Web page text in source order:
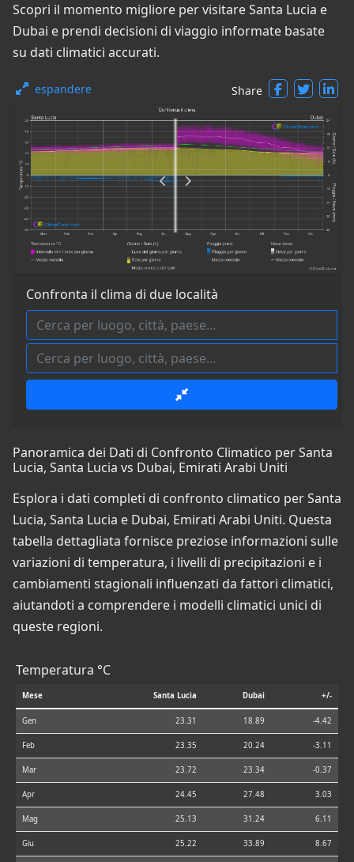
Scopri il momento migliore per visitare Santa Lucia e
Dubai e prendi decisioni di viaggio informate basate
su dati climatici accurati.
espandere Share
Confronta il clima di due località
Panoramica dei Dati di Confronto Climatico per Santa
Lucia, Santa Lucia vs Dubai, Emirati Arabi Uniti
Esplora i dati completi di confronto climatico per Santa
Lucia, Santa Lucia e Dubai, Emirati Arabi Uniti. Questa
tabella dettagliata fornisce preziose informazioni sulle
variazioni di temperatura, i livelli di precipitazioni e i
cambiamenti stagionali influenzati da fattori climatici,
aiutandoti a comprendere i modelli climatici unici di
queste regioni.
Temperatura °C
Mese Santa Lucia Dubai +/-
Gen 23.31 18.89 -4.42
Feb 23.35 20.24 -3.11
Mar 23.72 23.34 -0.37
Apr 24.45 27.48 3.03
Mag 25.13 31.24 6.11
Giu 25.22 33.89 8.67